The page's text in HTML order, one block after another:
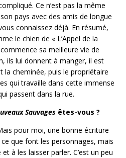
Ce n’est pas la même
pays avec des amis de longue
connaissez déjà. En résumé,
le chien de « L’Appel de la
sa meilleure vie de
ils lui donnent à manger, il est
la cheminée, puis le propriétaire
qui travaille dans cette immense
passent dans la rue.
Sauvages êtes-vous ?
pour moi, une bonne écriture
que font les personnages, mais
à les laisser parler. C’est un peu